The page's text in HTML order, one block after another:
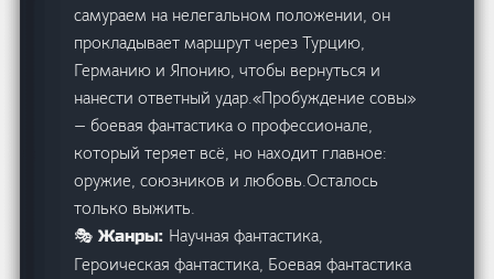
самураем на нелегальном положении, он
прокладывает маршрут через Турцию,
Германию и Японию, чтобы вернуться и
нанести ответный удар.«Пробуждение совы»
— боевая фантастика о профессионале,
который теряет всё, но находит главное:
оружие, союзников и любовь.Осталось
только выжить.
🎭 Жанры: Научная фантастика,
Героическая фантастика, Боевая фантастика